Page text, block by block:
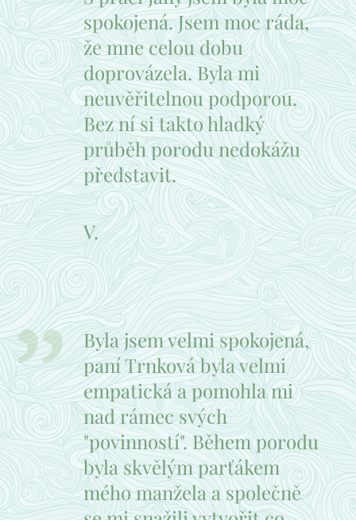
spokojená. Jsem moc ráda,
že mne celou dobu
doprovázela. Byla mi
neuvěřitelnou podporou.
Bez ní si takto hladký
průběh porodu nedokážu
představit.
V.
Byla jsem velmi spokojená,
paní Trnková byla velmi
empatická a pomohla mi
nad rámec svých
"povinností". Během porodu
byla skvělým parťákem
mého manžela a společně